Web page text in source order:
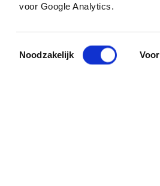
voor Google Analytics.
Toestemmingsselectie
Noodzakelijk